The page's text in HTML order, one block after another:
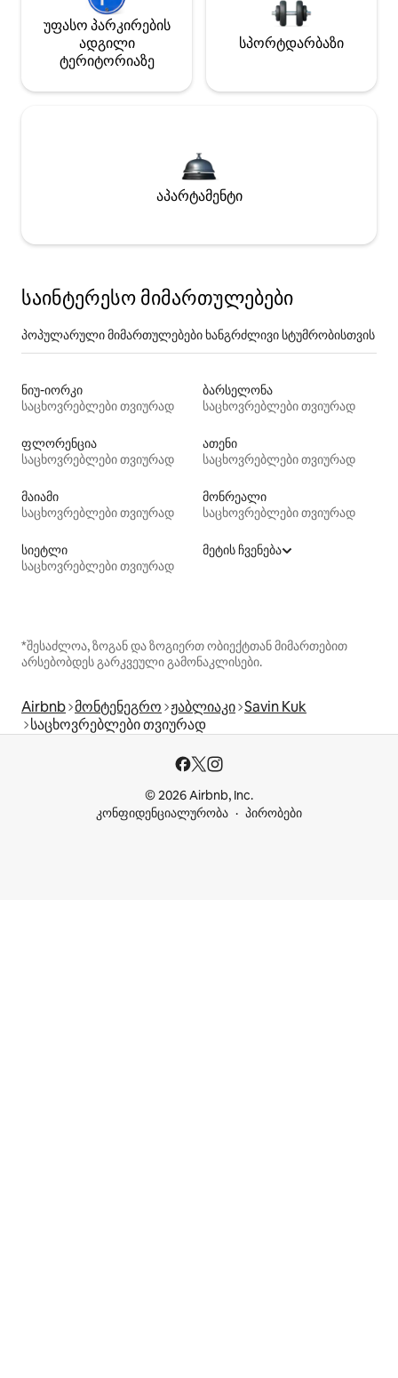
უფასო პარკირების
ადგილი
ტერიტორიაზე
სპორტდარბაზი
აპარტამენტი
საინტერესო მიმართულებები
პოპულარული მიმართულებები ხანგრძლივი სტუმრობისთვის
ნიუ-იორკი
საცხოვრებლები თვიურად
ბარსელონა
საცხოვრებლები თვიურად
ფლორენცია
საცხოვრებლები თვიურად
ათენი
საცხოვრებლები თვიურად
მაიამი
საცხოვრებლები თვიურად
მონრეალი
საცხოვრებლები თვიურად
სიეტლი
საცხოვრებლები თვიურად
მეტის ჩვენება
*შესაძლოა, ზოგან და ზოგიერთ ობიექტთან მიმართებით
არსებობდეს გარკვეული გამონაკლისები.
Airbnb მონტენეგრო ჟაბლიაკი Savin Kuk
საცხოვრებლები თვიურად
© 2026 Airbnb, Inc.
კონფიდენციალურობა
პირობები